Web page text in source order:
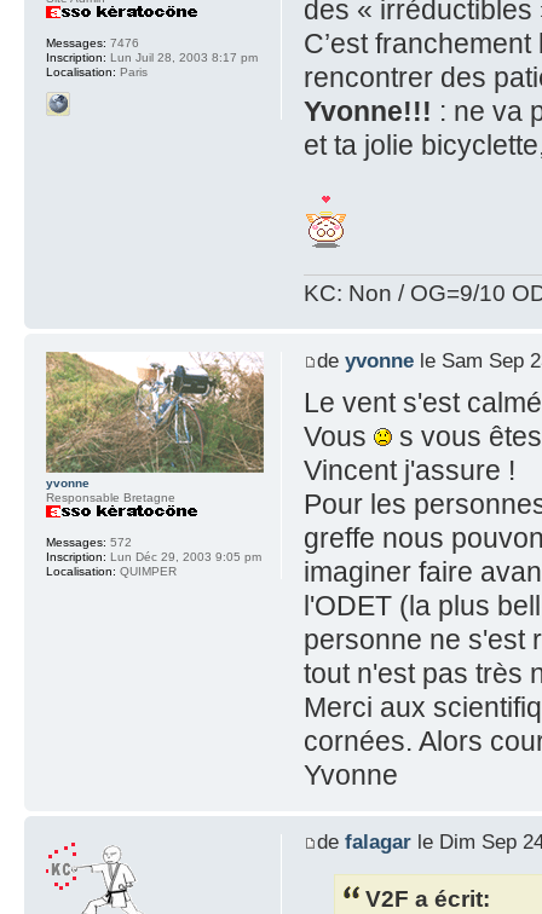
des «
C’est
rencontrer des
Yvonne!!! : ne va
et ta jolie
KC: Non / OG=9/10
Messages: 7476
Inscription: Lun Juil 28, 2003 8:17 pm
Localisation: Paris
de yvonnele Sam Sep
Le vent s'est
Vous
s vous
Vincent j'assure !
Pour les
greffe nous
imaginer faire
l'ODET (la plus
personne ne s'est
tout n'est pas très
Merci aux
cornées. Alors
Yvonne
yvonne
Responsable Bretagne
Messages: 572
Inscription: Lun Déc 29, 2003 9:05 pm
Localisation: QUIMPER
de falagarle Dim Sep
V2F a écrit: